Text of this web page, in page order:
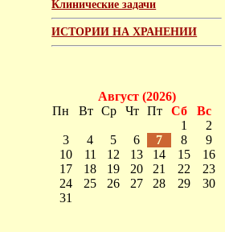
Клинические задачи
ИСТОРИИ НА ХРАНЕНИИ
Август (2026)
Пн
Вт Ср Чт Пт Сб
Вс
1
2
3
4 5 6 7 8
9
10
11 12 13 14 15
16
17
18 19 20 21 22
23
24
25 26 27 28 29
30
31